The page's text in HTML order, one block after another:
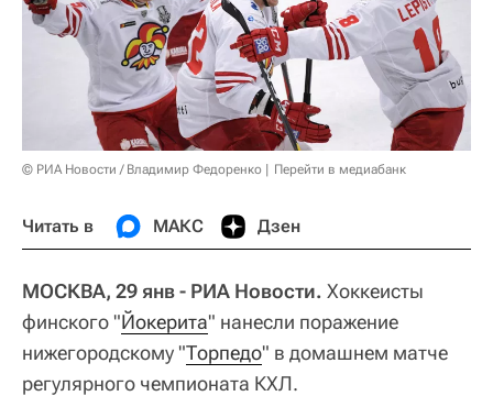
© РИА Новости / Владимир Федоренко Перейти в медиабанк
Читать в МАКС Дзен
МОСКВА, 29 янв - РИА Новости. Хоккеисты
финского "Йокерита" нанесли поражение
нижегородскому "Торпедо" в домашнем матче
регулярного чемпионата КХЛ.